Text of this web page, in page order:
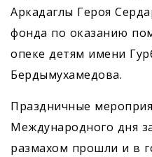
Аркадаглы Героя
фонда по оказанию
опеке детям имени
Бердымухамедова.
Праздничные
Международного дня
размахом прошли и в